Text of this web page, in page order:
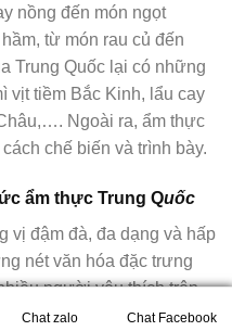
nồng đến món ngọt
từ món rau củ đến
Trung Quốc lại có những
vịt tiềm Bắc Kinh, lẩu cay
Ngoài ra, ẩm thực
chế biến và trình bày.
ẩm thực Trung Quốc
vị đậm đà, đa dạng và hấp
nét văn hóa đặc trưng
người yêu thích trên
Chat zalo Chat Facebook